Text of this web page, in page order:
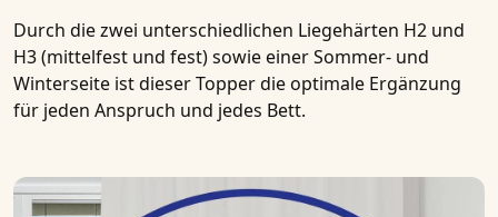
Durch die zwei unterschiedlichen Liegehärten H2 und
H3 (mittelfest und fest) sowie einer Sommer- und
Winterseite ist dieser Topper die optimale Ergänzung
für jeden Anspruch und jedes Bett.